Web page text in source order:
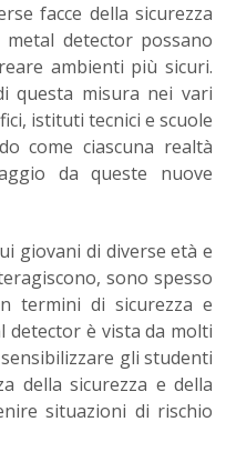
facce della sicurezza
metal detector possano
ambienti più sicuri.
questa misura nei vari
istituti tecnici e scuole
come ciascuna realtà
da queste nuove
giovani di diverse età e
sono spesso
termini di sicurezza e
detector è vista da molti
gli studenti
della sicurezza e della
situazioni di rischio